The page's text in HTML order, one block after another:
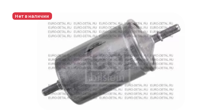
Нет в наличии